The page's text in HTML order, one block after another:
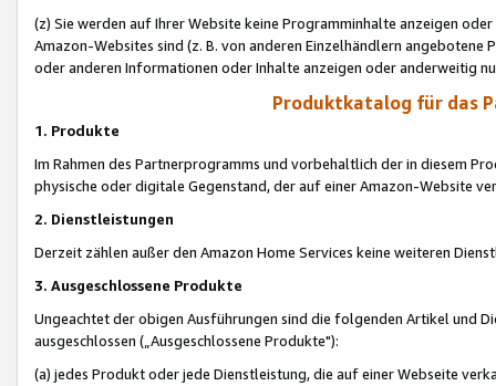
(z) Sie werden auf Ihrer Website keine Programminhalte anzeigen
Amazon-Websites sind (z. B. von anderen Einzelhändlern
oder anderen Informationen oder Inhalte anzeigen oder anderweitig
Produktkatalog für das
1. Produkte
Im Rahmen des Partnerprogramms und vorbehaltlich der in diesem
physische oder digitale Gegenstand, der auf einer Amazon-Website
2. Dienstleistungen
Derzeit zählen außer den Amazon Home Services keine weiteren
3. Ausgeschlossene Produkte
Ungeachtet der obigen Ausführungen sind die folgenden Artikel und
ausgeschlossen („Ausgeschlossene Produkte"):
(a) jedes Produkt oder jede Dienstleistung, die auf einer Webseite